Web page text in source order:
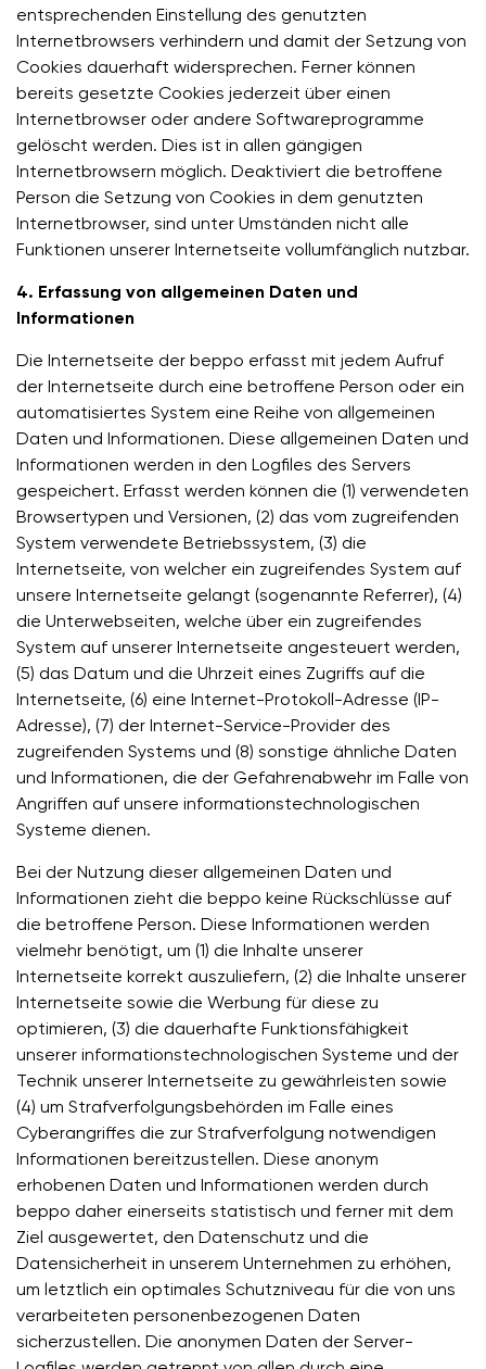
entsprechenden Einstellung des genutzten
Internetbrowsers verhindern und damit der Setzung von
Cookies dauerhaft widersprechen. Ferner können
bereits gesetzte Cookies jederzeit über einen
Internetbrowser oder andere Softwareprogramme
gelöscht werden. Dies ist in allen gängigen
Internetbrowsern möglich. Deaktiviert die betroffene
Person die Setzung von Cookies in dem genutzten
Internetbrowser, sind unter Umständen nicht alle
Funktionen unserer Internetseite vollumfänglich nutzbar.
4. Erfassung von allgemeinen Daten und
Informationen
Die Internetseite der beppo erfasst mit jedem Aufruf
der Internetseite durch eine betroffene Person oder ein
automatisiertes System eine Reihe von allgemeinen
Daten und Informationen. Diese allgemeinen Daten und
Informationen werden in den Logfiles des Servers
gespeichert. Erfasst werden können die (1) verwendeten
Browsertypen und Versionen, (2) das vom zugreifenden
System verwendete Betriebssystem, (3) die
Internetseite, von welcher ein zugreifendes System auf
unsere Internetseite gelangt (sogenannte Referrer), (4)
die Unterwebseiten, welche über ein zugreifendes
System auf unserer Internetseite angesteuert werden,
(5) das Datum und die Uhrzeit eines Zugriffs auf die
Internetseite, (6) eine Internet-Protokoll-Adresse (IP-
Adresse), (7) der Internet-Service-Provider des
zugreifenden Systems und (8) sonstige ähnliche Daten
und Informationen, die der Gefahrenabwehr im Falle von
Angriffen auf unsere informationstechnologischen
Systeme dienen.
Bei der Nutzung dieser allgemeinen Daten und
Informationen zieht die beppo keine Rückschlüsse auf
die betroffene Person. Diese Informationen werden
vielmehr benötigt, um (1) die Inhalte unserer
Internetseite korrekt auszuliefern, (2) die Inhalte unserer
Internetseite sowie die Werbung für diese zu
optimieren, (3) die dauerhafte Funktionsfähigkeit
unserer informationstechnologischen Systeme und der
Technik unserer Internetseite zu gewährleisten sowie
(4) um Strafverfolgungsbehörden im Falle eines
Cyberangriffes die zur Strafverfolgung notwendigen
Informationen bereitzustellen. Diese anonym
erhobenen Daten und Informationen werden durch
beppo daher einerseits statistisch und ferner mit dem
Ziel ausgewertet, den Datenschutz und die
Datensicherheit in unserem Unternehmen zu erhöhen,
um letztlich ein optimales Schutzniveau für die von uns
verarbeiteten personenbezogenen Daten
sicherzustellen. Die anonymen Daten der Server-